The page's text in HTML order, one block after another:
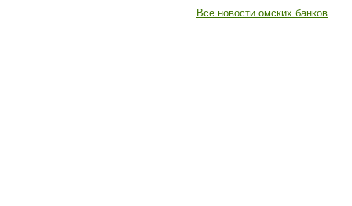
Все новости омских банков